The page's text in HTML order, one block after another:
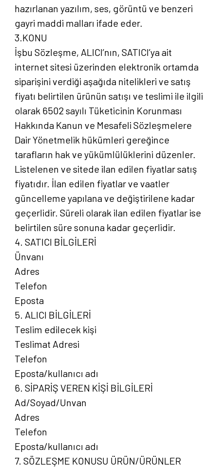
hazırlanan yazılım, ses, görüntü ve benzeri
gayri maddi malları ifade eder.
3.KONU
İşbu Sözleşme, ALICI’nın, SATICI’ya ait
internet sitesi üzerinden elektronik ortamda
siparişini verdiği aşağıda nitelikleri ve satış
fiyatı belirtilen ürünün satışı ve teslimi ile ilgili
olarak 6502 sayılı Tüketicinin Korunması
Hakkında Kanun ve Mesafeli Sözleşmelere
Dair Yönetmelik hükümleri gereğince
tarafların hak ve yükümlülüklerini düzenler.
Listelenen ve sitede ilan edilen fiyatlar satış
fiyatıdır. İlan edilen fiyatlar ve vaatler
güncelleme yapılana ve değiştirilene kadar
geçerlidir. Süreli olarak ilan edilen fiyatlar ise
belirtilen süre sonuna kadar geçerlidir.
4. SATICI BİLGİLERİ
Ünvanı
Adres
Telefon
Eposta
5. ALICI BİLGİLERİ
Teslim edilecek kişi
Teslimat Adresi
Telefon
Eposta/kullanıcı adı
6. SİPARİŞ VEREN KİŞİ BİLGİLERİ
Ad/Soyad/Unvan
Adres
Telefon
Eposta/kullanıcı adı
7. SÖZLEŞME KONUSU ÜRÜN/ÜRÜNLER